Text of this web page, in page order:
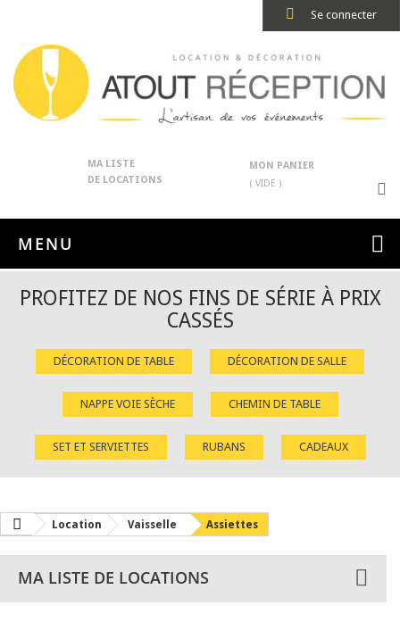
Se connecter
MA LISTE
DE LOCATIONS
MON PANIER
( VIDE )
MENU
PROFITEZ DE NOS FINS DE SÉRIE À PRIX
CASSÉS
DÉCORATION DE TABLE DÉCORATION DE SALLE
NAPPE VOIE SÈCHE CHEMIN DE TABLE
SET ET SERVIETTES RUBANS CADEAUX
Location Vaisselle Assiettes
MA LISTE DE LOCATIONS